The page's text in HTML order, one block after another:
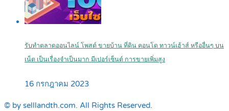
รับทำตลาดออนไลน์ โพสต์ ขายบ้าน ที่ดิน คอนโด ทาวน์เฮ้าส์ หรืออื่นๆ บน
เน็ต เป็นเรื่องจำเป็นมาก มีเปอร์เซ็นต์ การขายเพิ่มสูง
16 กรกฎาคม 2023
© by selllandth.com. All Rights Reserved.